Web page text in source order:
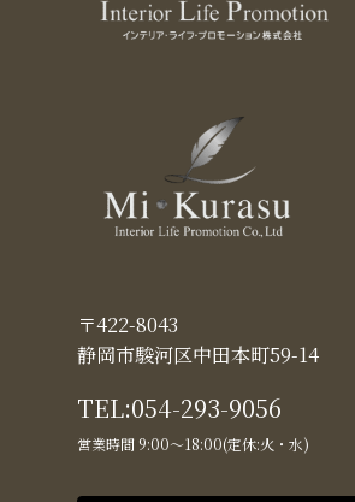
〒422-8043
静岡市駿河区中田本町59-14
TEL:054-293-9056
営業時間 9:00〜18:00(定休:火・水)